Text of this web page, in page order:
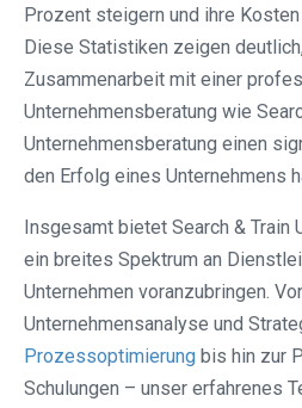
Prozent steigern und ihre
Diese Statistiken zeigen
Zusammenarbeit mit einer
Unternehmensberatung wie
Unternehmensberatung einen
den Erfolg eines Unternehmens
Insgesamt bietet Search & Train
ein breites Spektrum an
Unternehmen voranzubringen.
Unternehmensanalyse und
Prozessoptimierung bis hin zur
Schulungen – unser erfahrenes